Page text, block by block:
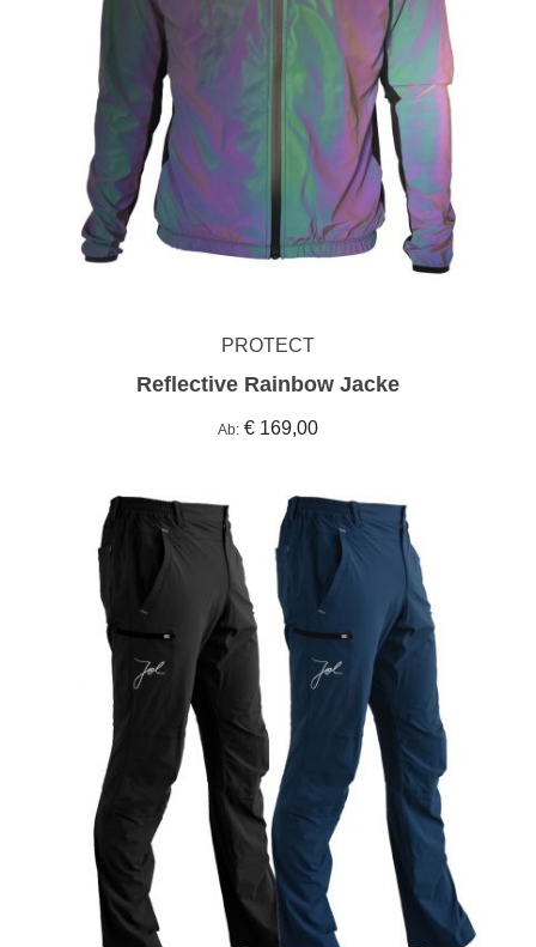
PROTECT
Reflective Rainbow Jacke
Ab € 169,00